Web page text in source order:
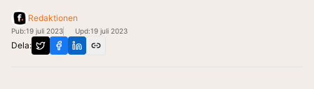
Redaktionen
Pub:19 juli 2023 Upd:19 juli 2023
Dela: